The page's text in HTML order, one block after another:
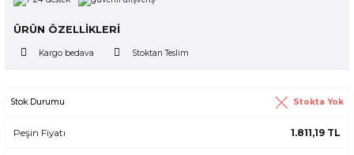
ÜRÜN ÖZELLİKLERİ
Kargo bedava Stoktan Teslim
Stok Durumu Stokta Yok
Peşin Fiyatı 1.811,19 TL